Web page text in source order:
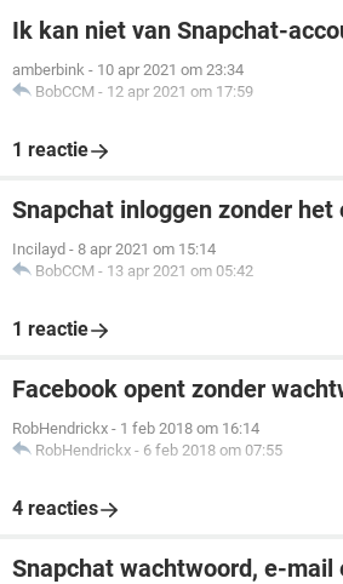
Ik kan niet van Snapchat-
amberbink - 10 apr 2021 om 23:34
BobCCM - 12 apr 2021 om 17:59
1 reactie
Snapchat inloggen zonder het
Incilayd - 8 apr 2021 om 15:14
BobCCM - 13 apr 2021 om 05:42
1 reactie
Facebook opent zonder
RobHendrickx - 1 feb 2018 om 16:14
RobHendrickx - 6 feb 2018 om 07:55
4 reacties
Snapchat wachtwoord, e-mail